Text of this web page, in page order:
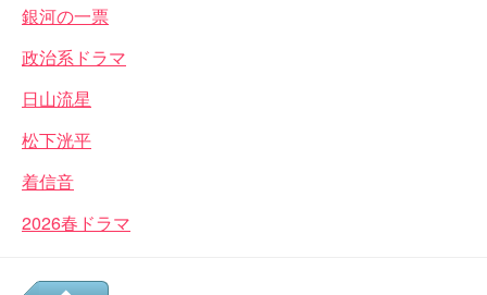
銀河の一票
政治系ドラマ
日山流星
松下洸平
着信音
2026春ドラマ